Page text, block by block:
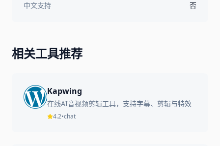
中文支持
否
相关工具推荐
Kapwing
在线AI音视频剪辑工具，支持字幕、剪辑与特效
4.2•chat